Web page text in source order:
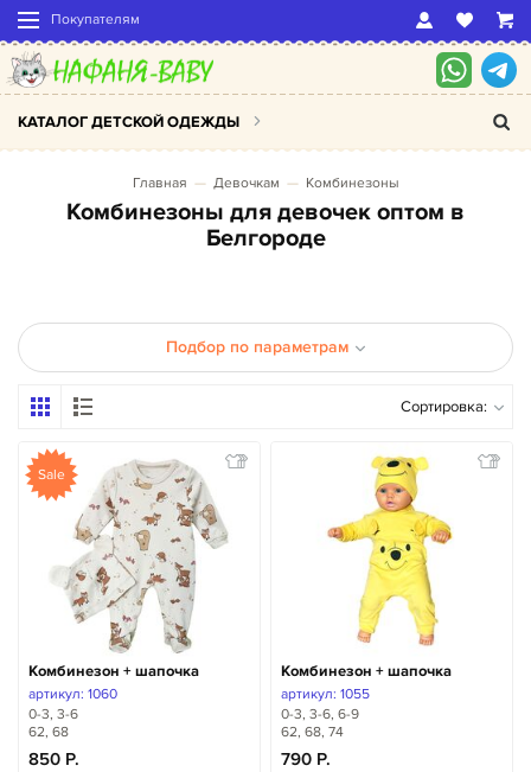
Покупателям
КАТАЛОГ ДЕТСКОЙ ОДЕЖДЫ
Главная Девочкам Комбинезоны
Комбинезоны для девочек оптом в
Белгороде
Подбор по параметрам
Сортировка:
Sale
Комбинезон + шапочка
артикул: 1060
0-3, 3-6
62, 68
850
Комбинезон + шапочка
артикул: 1055
0-3, 3-6, 6-9
62, 68, 74
790